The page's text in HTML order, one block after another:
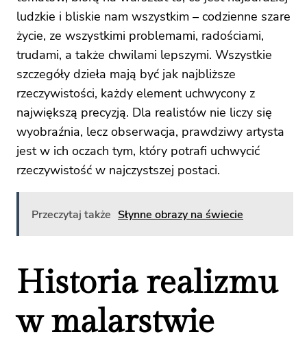
ludzkie i bliskie nam wszystkim – codzienne szare
życie, ze wszystkimi problemami, radościami,
trudami, a także chwilami lepszymi. Wszystkie
szczegóły dzieła mają być jak najbliższe
rzeczywistości, każdy element uchwycony z
największą precyzją. Dla realistów nie liczy się
wyobraźnia, lecz obserwacja, prawdziwy artysta
jest w ich oczach tym, który potrafi uchwycić
rzeczywistość w najczystszej postaci.
Przeczytaj także Słynne obrazy na świecie
Historia realizmu
w malarstwie